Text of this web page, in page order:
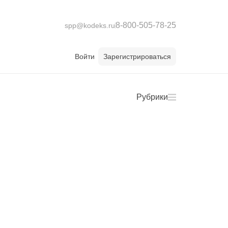
spp@kodeks.ru8-800-505-78-25
Войти Зарегистрироваться
Рубрики